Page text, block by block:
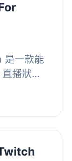
一款能
播狀態
突出顯